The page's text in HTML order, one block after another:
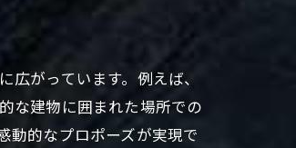
がっています。例えば、
な建物に囲まれた場所での
動的なプロポーズが実現で